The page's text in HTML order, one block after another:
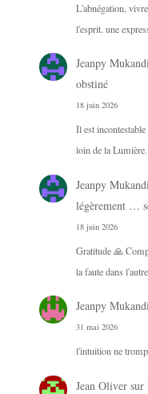
L'abnégation,
l'esprit. une
Jeanpy
obstiné
18 juin 2026
Il est
loin de la Lumière.
Jeanpy
légèrement …
18 juin 2026
Gratitude 🙏
la faute dans
Jeanpy
31 mai 2026
l'intuition ne
Jean Oliversur